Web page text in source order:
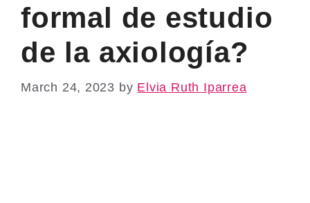
formal de estudio
de la axiología?
March 24, 2023 by Elvia Ruth Iparrea